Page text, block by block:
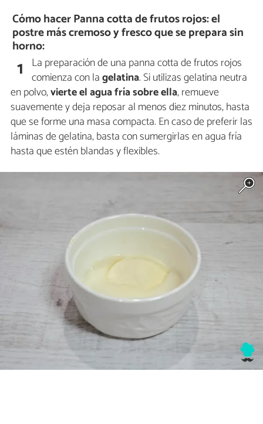
Cómo hacer Panna cotta de frutos rojos: el
postre más cremoso y fresco que se prepara sin
horno:
1 La preparación de una panna cotta de frutos rojos
comienza con lagelatina. Si utilizas gelatina neutra
en polvo,vierte el agua fría sobre ella, remueve
suavemente y deja reposar al menos diez minutos, hasta
que se forme una masa compacta. En caso de preferir las
láminas de gelatina, basta con sumergirlas en agua fría
hasta que estén blandas y flexibles.